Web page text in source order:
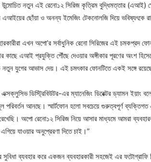
নতুন এই রেনো১২ সিরিজ কৃত্রিম বুদ্ধিমত্তার (এআই)
ছোঁয়া ও অনন্য ইমেজিং টেকনোলজি দিয়ে ভবিষ্যৎকে
এখন অপো’র সর্বাধুনিক রেনো সিরিজের এই চমকপ্রদ
কাছে এআই প্রযুক্তি পৌঁছে দেওয়ার অঙ্গীকার পূরণের অংশ
যুগের আভাস দেয়। এই চমৎকার ফোনটিতে একই সঙ্গে
ডিস্ট্রিবিউটর-এর ম্যানেজিং ডিরেক্টর ড্যামন ইয়াং
পরিবর্তন আনছে। স্মার্টফোন হলো সবচেয়ে গুরুত্বপূর্ণ
অপো রেনো১২ সিরিজ নিয়ে আসার মাধ্যমে আমরা
যাওয়ার অনুপ্রেরণা দিতে চাই।”
ব্যবহার করে একজন ব্যবহারকারী সহজেই এর